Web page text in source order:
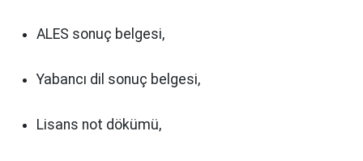
ALES sonuç belgesi,
Yabancı dil sonuç belgesi,
Lisans not dökümü,